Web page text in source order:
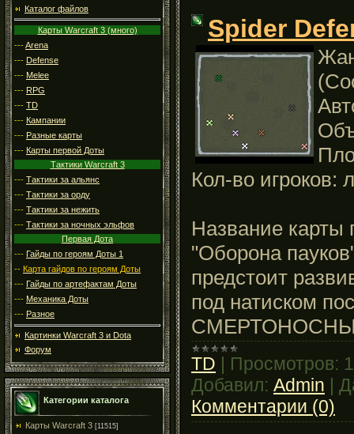
Каталог файлов
Карты Warcraft 3 (много)
---Arena
--- Defense
--- Melee
--- RPG
--- TD
--- Кампании
--- Разные карты
--- Карты первой Доты
Тактики Warcraft 3
--- Тактики за альянс
--- Тактики за орду
--- Тактики за нежить
--- Тактики за ночных эльфов
Первая Дота
--- Гайды по героям Доты 1
-- Карта гайдов по героям Доты
--- Гайды по артефактам Доты
--- Механика Доты
--- Разное
Картинки Warcraft 3 и Dota
Форум
Категории каталога
Карты Warcraft 3 [11515]
Spider
Кол-во игроков:
Название карты
"Оборона
предстоит
под натиском
TD Просмотров:
Добавил: Admin
Комментарии (0)